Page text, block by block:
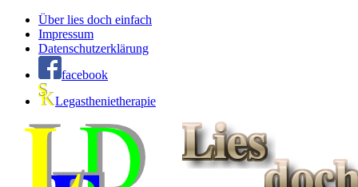
Über lies doch einfach
Impressum
Datenschutzerklärung
facebook
Legasthenietherapie